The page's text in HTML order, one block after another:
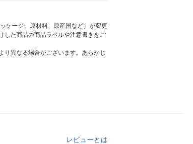
ケージ、原材料、原産国など）が変更
した商品の商品ラベルや注意書きをご
り異なる場合がございます。あらかじ
レビューとは